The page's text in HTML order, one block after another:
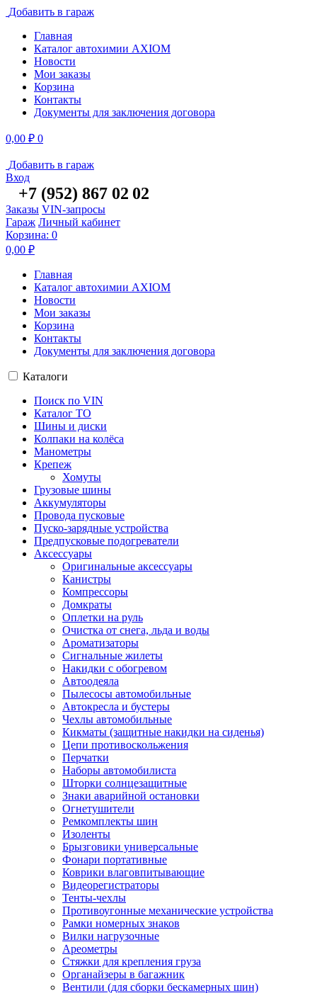
Добавить в гараж
Главная
Каталог автохимии AXIOM
Новости
Мои заказы
Корзина
Контакты
Документы для заключения договора
0,00 ₽ 0
Добавить в гараж
Вход
+7 (952) 867 02 02
Заказы VIN-запросы
Гараж Личный кабинет
Корзина: 0
0,00 ₽
Главная
Каталог автохимии AXIOM
Новости
Мои заказы
Корзина
Контакты
Документы для заключения договора
Каталоги
Поиск по VIN
Каталог ТО
Шины и диски
Колпаки на колёса
Манометры
Крепеж
Хомуты
Грузовые шины
Аккумуляторы
Провода пусковые
Пуско-зарядные устройства
Предпусковые подогреватели
Аксессуары
Оригинальные аксессуары
Канистры
Компрессоры
Домкраты
Оплетки на руль
Очистка от снега, льда и воды
Ароматизаторы
Сигнальные жилеты
Накидки с обогревом
Автоодеяла
Пылесосы автомобильные
Автокресла и бустеры
Чехлы автомобильные
Кикматы (защитные накидки на сиденья)
Цепи противоскольжения
Перчатки
Наборы автомобилиста
Шторки солнцезащитные
Знаки аварийной остановки
Огнетушители
Ремкомплекты шин
Изоленты
Брызговики универсальные
Фонари портативные
Коврики влаговпитывающие
Видеорегистраторы
Тенты-чехлы
Противоугонные механические устройства
Рамки номерных знаков
Вилки нагрузочные
Ареометры
Стяжки для крепления груза
Органайзеры в багажник
Вентили (для сборки бескамерных шин)